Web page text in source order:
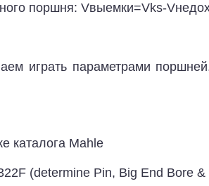
поршня: Vвыемки=Vks-
играть параметрами
каталога Mahle
(determine Pin, Big End Bore &